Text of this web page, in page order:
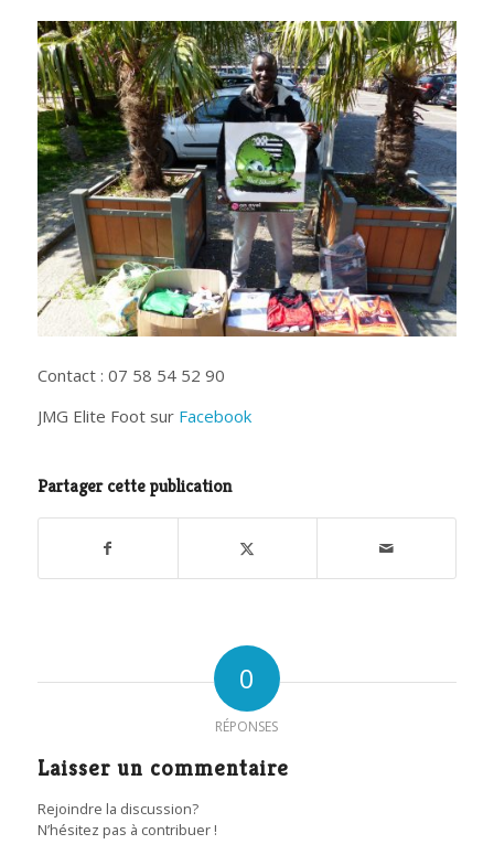
Contact : 07 58 54 52 90
JMG Elite Foot sur Facebook
Partager cette publication
0
RÉPONSES
Laisser un commentaire
Rejoindre la discussion?
N’hésitez pas à contribuer !